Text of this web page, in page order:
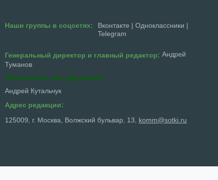
Наши группы в соцсетях: Вконтакте | Одноклассники |
Telegram
Генеральный директор и главный редактор: Андрей
Туманов
Заместитель ген. директора
Андрей Кутальчук
Адрес редакции:
125009, г. Москва, Волжский бульвар, 13, komm@sotki.ru